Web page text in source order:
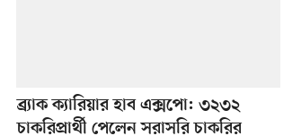
ব্র্যাক ক্যারিয়ার হাব এক্সপো: ৩২৩২
চাকরিপ্রার্থী পেলেন সরাসরি চাকরির